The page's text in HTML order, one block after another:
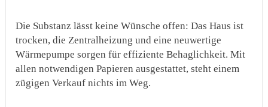
Die Substanz lässt keine Wünsche offen: Das Haus ist
trocken, die Zentralheizung und eine neuwertige
Wärmepumpe sorgen für effiziente Behaglichkeit. Mit
allen notwendigen Papieren ausgestattet, steht einem
zügigen Verkauf nichts im Weg.